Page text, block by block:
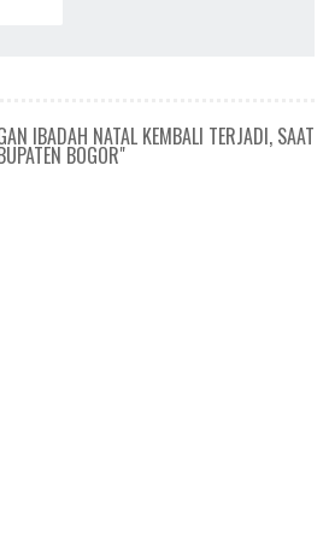
IBADAH NATAL KEMBALI TERJADI, SAAT
BOGOR"